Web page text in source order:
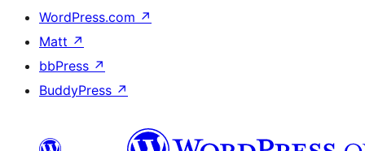
WordPress.com ↗
Matt ↗
bbPress ↗
BuddyPress ↗